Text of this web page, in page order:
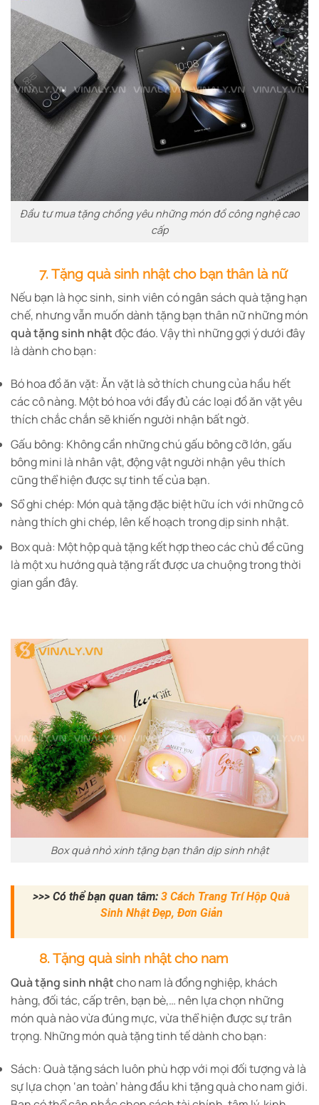
Đầu tư mua tặng chồng yêu những món đồ công nghệ cao
cấp
7. Tặng quà sinh nhật cho bạn thân là nữ
Nếu bạn là học sinh, sinh viên có ngân sách quà tặng hạn
chế, nhưng vẫn muốn dành tặng bạn thân nữ những món
quà tặng sinh nhậtđộc đáo. Vậy thì những gợi ý dưới đây
là dành cho bạn:
Bó hoa đồ ăn vặt: Ăn vặt là sở thích chung của hầu hết
các cô nàng. Một bó hoa với đầy đủ các loại đồ ăn vặt yêu
thích chắc chắn sẽ khiến người nhận bất ngờ.
Gấu bông: Không cần những chú gấu bông cỡ lớn, gấu
bông mini là nhân vật, động vật người nhận yêu thích
cũng thể hiện được sự tinh tế của bạn.
Sổ ghi chép: Món quà tặng đặc biệt hữu ích với những cô
nàng thích ghi chép, lên kế hoạch trong dịp sinh nhật.
Box quà: Một hộp quà tặng kết hợp theo các chủ đề cũng
là một xu hướng quà tặng rất được ưa chuộng trong thời
gian gần đây.
Box quà nhỏ xinh tặng bạn thân dịp sinh nhật
>>> Có thể bạn quan tâm: 3 Cách Trang Trí Hộp Quà
Sinh Nhật Đẹp, Đơn Giản
8. Tặng quà sinh nhật cho nam
Quà tặng sinh nhậtcho nam là đồng nghiệp, khách
hàng, đối tác, cấp trên, bạn bè,… nên lựa chọn những
món quà nào vừa đúng mực, vừa thể hiện được sự trân
trọng. Những món quà tặng tinh tế dành cho bạn:
Sách: Quà tặng sách luôn phù hợp với mọi đối tượng và là
sự lựa chọn ‘an toàn’ hàng đầu khi tặng quà cho nam giới.